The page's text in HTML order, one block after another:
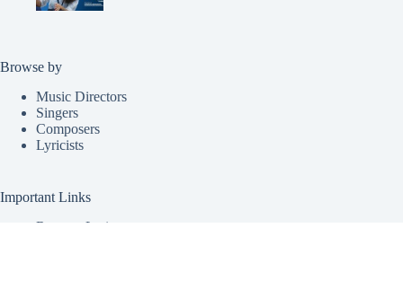
Browse by
Music Directors
Singers
Composers
Lyricists
Important Links
Request Lyrics